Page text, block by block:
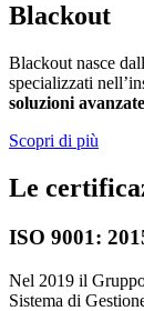
Blackout
Blackout nasce
specializzati
soluzioni avanzate
Scopri di più
Le
ISO 9001:
Nel 2019 il
Sistema di